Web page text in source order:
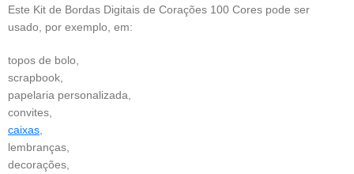
Este Kit de Bordas Digitais de Corações 100 Cores pode ser
usado, por exemplo, em:
topos de bolo,
scrapbook,
papelaria personalizada,
convites,
caixas
lembranças,
decorações,